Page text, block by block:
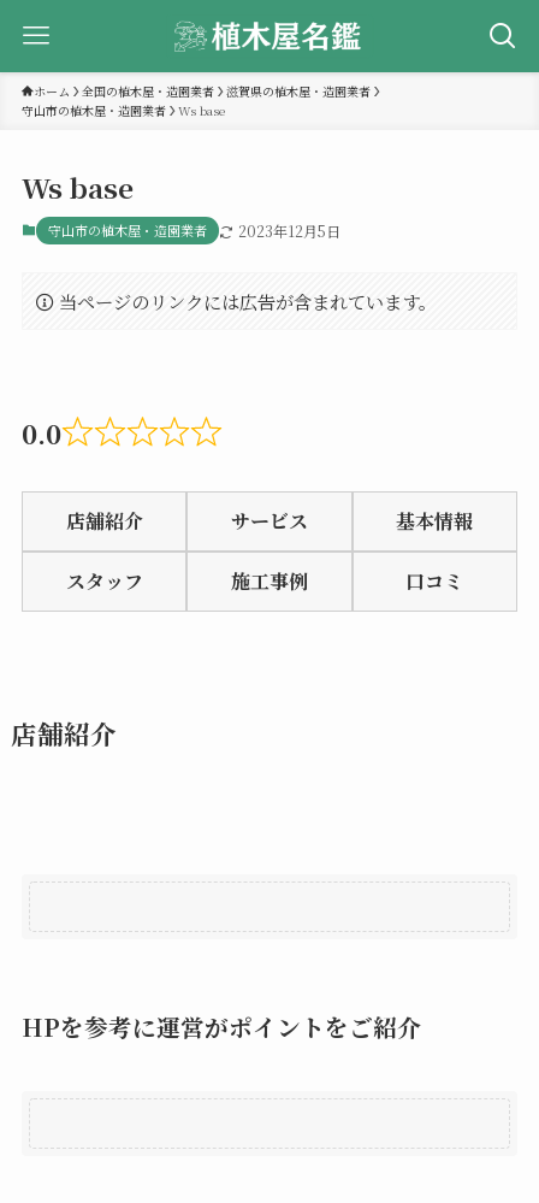
ホーム 全国の植木屋・造園業者
滋賀県の植木屋・造園業者
守山市の植木屋・造園業者
Ws base
Ws base
守山市の植木屋・造園業者 2023年12月5日
当ページのリンクには広告が含まれています。
0.0
Rated
0.0
out
5
店舗紹介 サービス 基本情報
スタッフ 施工事例 口コミ
店舗紹介
HPを参考に運営がポイントをご紹介